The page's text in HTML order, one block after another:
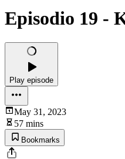
Episodio 19 -
Play episode
May 31, 2023
57 mins
Bookmarks